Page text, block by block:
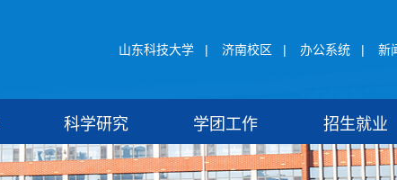
山东科技大学 | 济南校区 | 办公系统 | 新
科学研究 学团工作 招生就业